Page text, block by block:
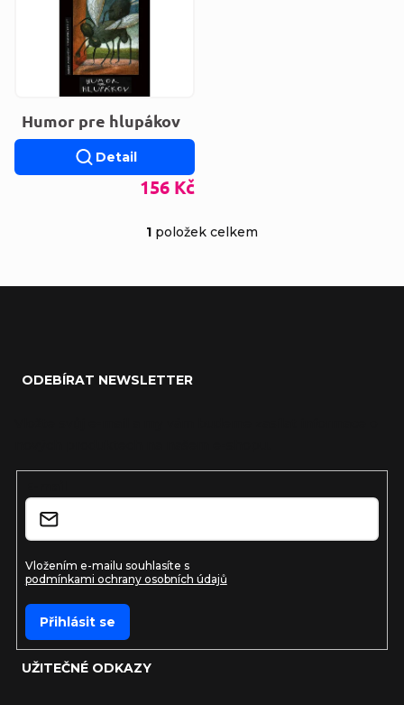
Humor pre hlupákov
156 Kč
Detail
1 položek celkem
UŽITEČNÉ ODKAZY
ODEBÍRAT NEWSLETTER
Vložením e-mailu souhlasíte s
podmínkami ochrany osobních údajů
Přihlásit se